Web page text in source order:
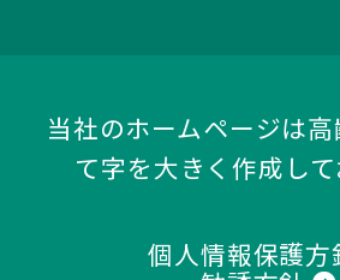
当社のホームページは
て字を大きく作成して
個人情報保護方